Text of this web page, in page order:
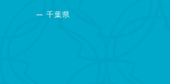
千葉県